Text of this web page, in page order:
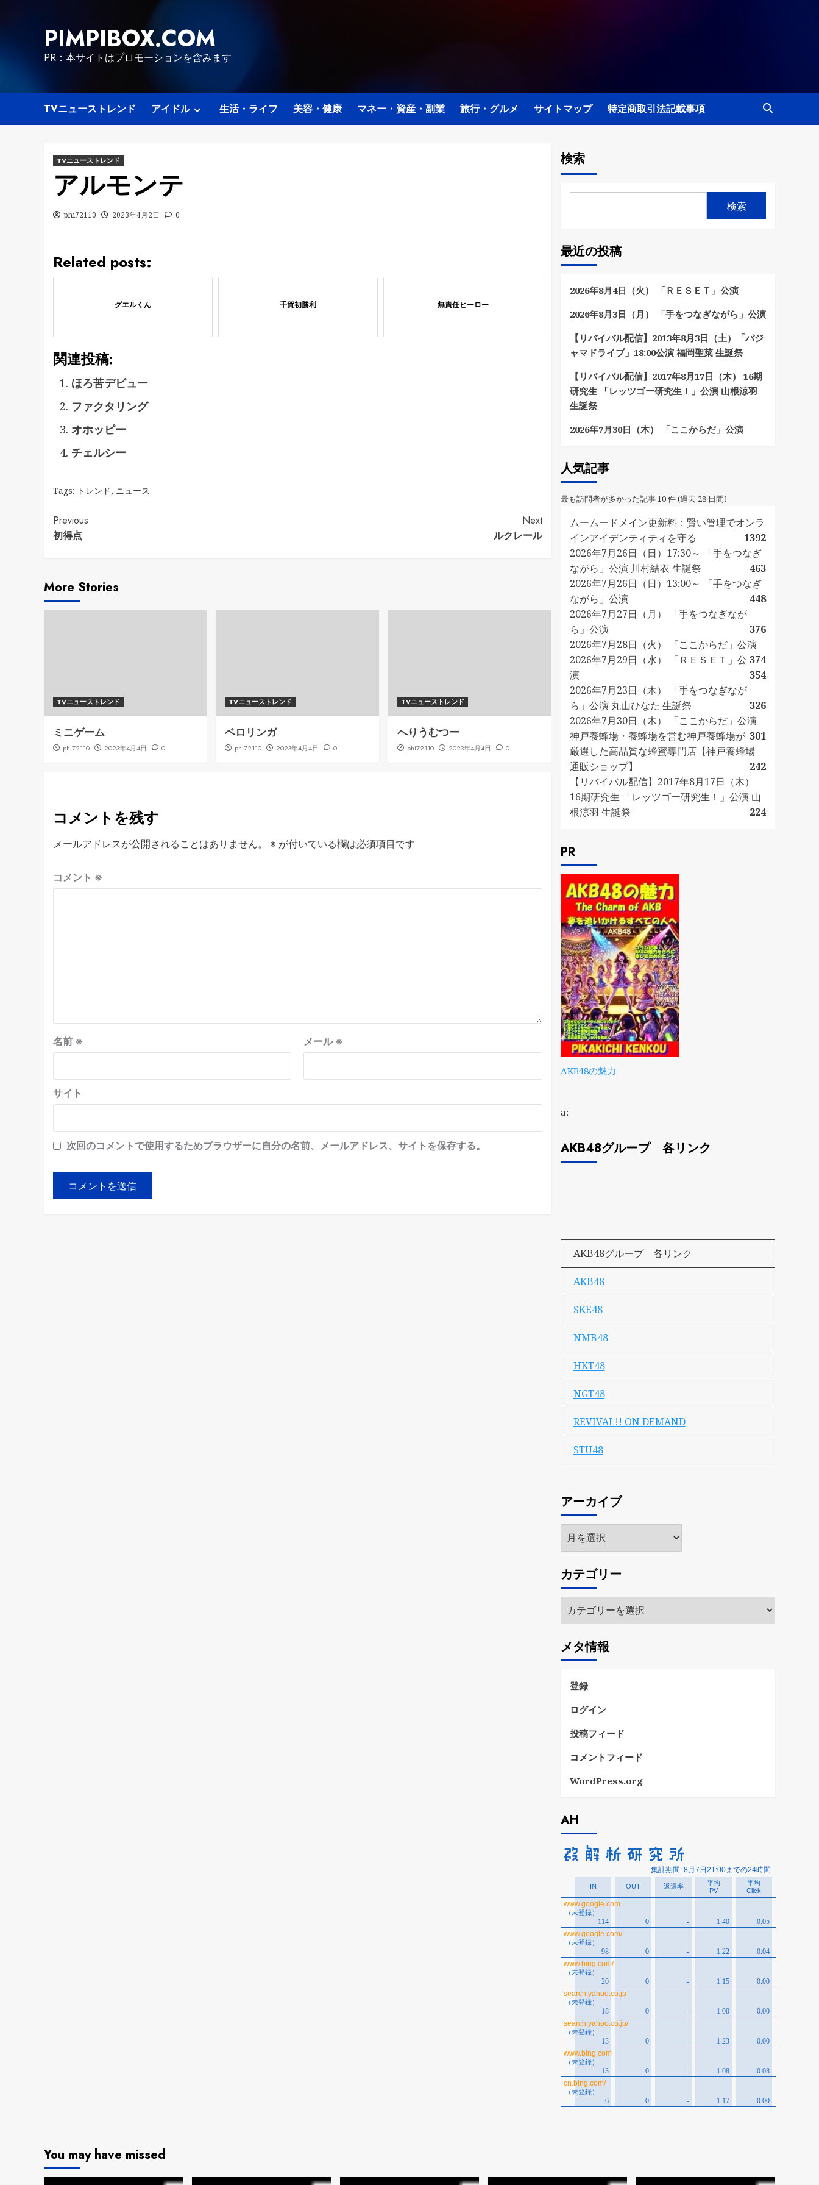
PIMPIBOX.COM
PR：本サイトはプロモーションを含みます
TVニューストレンド アイドル 生活・ライフ 美容・健康 マネー・資産・副業 旅行・グルメ サイトマップ 特定商取引法記載事項
TVニューストレンド
アルモンテ
phi72110 2023年4月2日 0
Related posts:
グエルくん 千賀初勝利 無責任ヒーロー
関連投稿:
ほろ苦デビュー
ファクタリング
オホッピー
チェルシー
Tags: トレンド, ニュース
Continue
Reading
Previous
初得点
Next
ルクレール
More Stories
TVニューストレンド
ミニゲーム
phi72110 2023年4月4日 0
TVニューストレンド
ベロリンガ
phi72110 2023年4月4日 0
TVニューストレンド
へりうむつー
phi72110 2023年4月4日 0
コメントを残す
メールアドレスが公開されることはありません。 ※ が付いている欄は必須項目です
コメント ※
名前 ※ メール※
サイト
次回のコメントで使用するためブラウザーに自分の名前、メールアドレス、サイトを保存する。
検索
検索
最近の投稿
2026年8月4日（火） 「ＲＥＳＥＴ」公演
2026年8月3日（月） 「手をつなぎながら」公演
【リバイバル配信】2013年8月3日（土）「パジ
ャマドライブ」18:00公演 福岡聖菜 生誕祭
【リバイバル配信】2017年8月17日（木） 16期
研究生 「レッツゴー研究生！」公演 山根涼羽
生誕祭
2026年7月30日（木） 「ここからだ」公演
人気記事
最も訪問者が多かった記事 10 件 (過去 28 日間)
ムームードメイン更新料：賢い管理でオンラ
インアイデンティティを守る
1392
2026年7月26日（日）17:30～ 「手をつなぎ
ながら」公演 川村結衣 生誕祭
463
2026年7月26日（日）13:00～ 「手をつなぎ
ながら」公演
448
2026年7月27日（月） 「手をつなぎなが
ら」公演
376
2026年7月28日（火） 「ここからだ」公演
374
2026年7月29日（水） 「ＲＥＳＥＴ」公
演
354
2026年7月23日（木） 「手をつなぎなが
ら」公演 丸山ひなた 生誕祭
326
2026年7月30日（木） 「ここからだ」公演
301
神戸養蜂場・養蜂場を営む神戸養蜂場が
厳選した高品質な蜂蜜専門店【神戸養蜂場
通販ショップ】
242
【リバイバル配信】2017年8月17日（木）
16期研究生 「レッツゴー研究生！」公演 山
根涼羽 生誕祭
224
PR
AKB48の魅力
a:
AKB48グループ 各リンク
AKB48グループ 各リンク
AKB48
SKE48
NMB48
HKT48
NGT48
REVIVAL!! ON DEMAND
STU48
アーカイブ
ア
ー
イ
ブ
カテゴリー
テ
リ
ー
メタ情報
登録
ログイン
投稿フィード
コメントフィード
WordPress.org
AH
You may have missed